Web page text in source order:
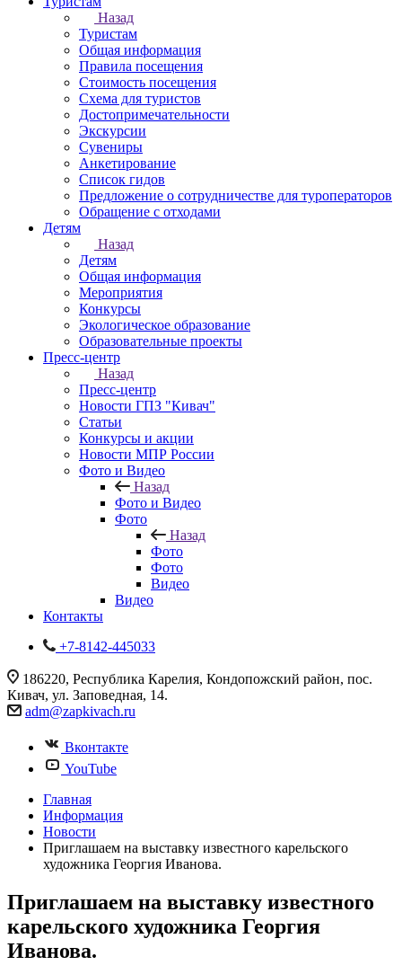
Назад
Туристам
Общая информация
Правила посещения
Стоимость посещения
Схема для туристов
Достопримечательности
Экскурсии
Сувениры
Анкетирование
Список гидов
Предложение о сотрудничестве для туроператоров
Обращение с отходами
Детям
Назад
Детям
Общая информация
Мероприятия
Конкурсы
Экологическое образование
Образовательные проекты
Пресс-центр
Назад
Пресс-центр
Новости ГПЗ "Кивач"
Статьи
Конкурсы и акции
Новости МПР России
Фото и Видео
Назад
Фото и Видео
Фото
Назад
Фото
Фото
Видео
Видео
Контакты
+7-8142-445033
186220, Республика Карелия, Кондопожский район, пос.
Кивач, ул. Заповедная, 14.
adm@zapkivach.ru
Вконтакте
YouTube
Главная
Информация
Новости
Приглашаем на выставку известного карельского
художника Георгия Иванова.
Приглашаем на выставку известного
карельского художника Георгия
Иванова.